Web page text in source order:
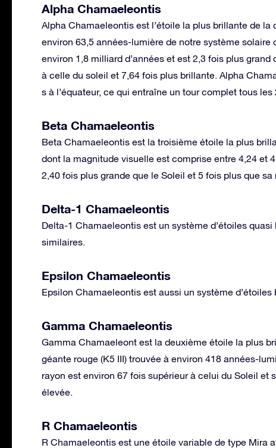
Alpha Chamaeleontis
Alpha Chamaeleontis est l’étoile la plus brillante de
environ 63,5 années-lumière de notre système
environ 1,8 milliard d’années et est 2,3 fois plus
à celle du soleil et 7,64 fois plus brillante. Alpha
s à l’équateur, ce qui entraîne un tour complet tous les
Beta Chamaeleontis
Beta Chamaeleontis est la troisième étoile la plus
dont la magnitude visuelle est comprise entre 4,24 et
2,40 fois plus grande que le Soleil et 5 fois plus que
Delta-1 Chamaeleontis
Delta-1 Chamaeleontis est un système d’étoiles
similaires.
Epsilon Chamaeleontis
Epsilon Chamaeleontis est aussi un système d’étoiles
Gamma Chamaeleontis
Gamma Chamaeleont est la deuxième étoile la plus
géante rouge (K5 III) trouvée à environ 418 années-
rayon est environ 67 fois supérieur à celui du Soleil
élevée.
R Chamaeleontis
R Chamaeleontis est une étoile variable de type Mira